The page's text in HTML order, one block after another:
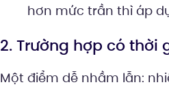
hơn mức trần thì áp
2. Trường hợp có
Một điểm dễ nhầm lẫn: